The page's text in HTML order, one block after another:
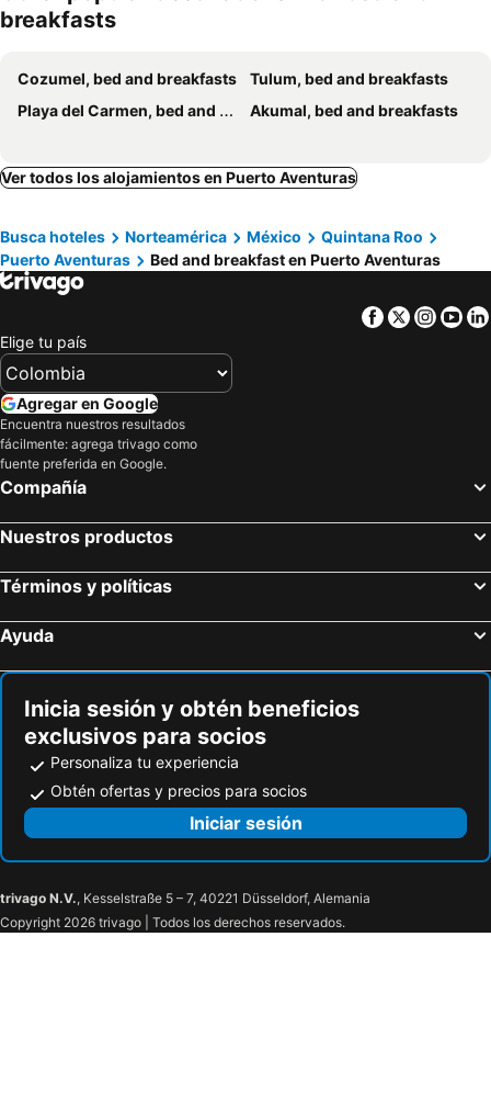
breakfasts
Cozumel, bed and breakfasts
Tulum, bed and breakfasts
Playa del Carmen, bed and breakfasts
Akumal, bed and breakfasts
Ver todos los alojamientos en Puerto Aventuras
Busca hoteles Norteamérica México
Quintana Roo
Puerto Aventuras
Bed and breakfast en Puerto Aventuras
Facebook
Twitter
Elige tu país
Agregar en Google
Encuentra nuestros resultados
fácilmente: agrega trivago como
fuente preferida en Google.
Compañía
Nuestros productos
Términos y políticas
Ayuda
Inicia sesión y obtén beneficios
exclusivos para socios
Personaliza tu experiencia
Obtén ofertas y precios para socios
Iniciar sesión
trivago N.V., Kesselstraße 5 – 7, 40221 Düsseldorf, Alemania
Copyright 2026 trivago | Todos los derechos reservados.